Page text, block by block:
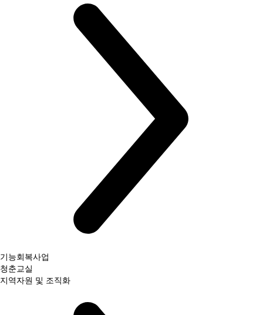
기능회복사업
청춘교실
지역자원 및 조직화